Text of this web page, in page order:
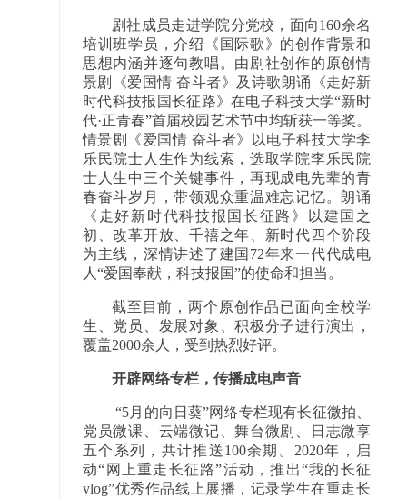
剧社成员走进学院分党校，面向160余名
培训班学员，介绍《国际歌》的创作背景和
思想内涵并逐句教唱。由剧社创作的原创情
景剧《爱国情 奋斗者》及诗歌朗诵《走好新
时代科技报国长征路》在电子科技大学“新时
代·正青春”首届校园艺术节中均斩获一等奖。
情景剧《爱国情 奋斗者》以电子科技大学李
乐民院士人生作为线索，选取学院李乐民院
士人生中三个关键事件，再现成电先辈的青
春奋斗岁月，带领观众重温难忘记忆。朗诵
《走好新时代科技报国长征路》以建国之
初、改革开放、千禧之年、新时代四个阶段
为主线，深情讲述了建国72年来一代代成电
人“爱国奉献，科技报国”的使命和担当。
截至目前，两个原创作品已面向全校学
生、党员、发展对象、积极分子进行演出，
覆盖2000余人，受到热烈好评。
开辟网络专栏，传播成电声音
“5月的向日葵”网络专栏现有长征微拍、
党员微课、云端微记、舞台微剧、日志微享
五个系列，共计推送100余期。2020年，启
动“网上重走长征路”活动，推出“我的长征
vlog”优秀作品线上展播，记录学生在重走长